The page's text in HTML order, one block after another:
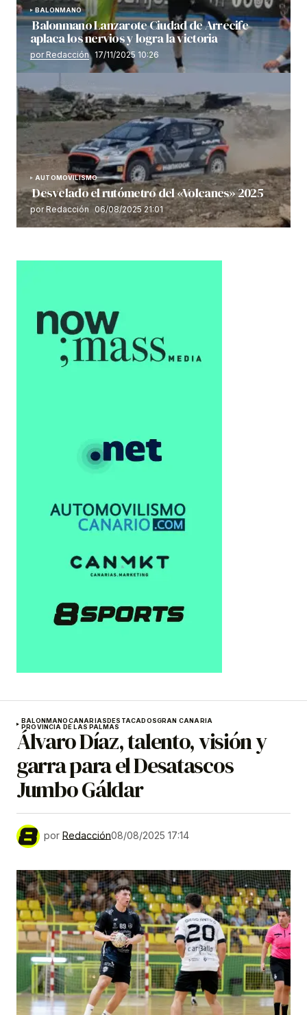
BALONMANO
Balonmano Lanzarote Ciudad de Arrecife
aplaca los nervios y logra la victoria
por Redacción 17/11/2025 10:26
AUTOMOVILISMO
Desvelado el rutómetro del «Volcanes» 2025
por Redacción 06/08/2025 21:01
BALONMANOCANARIASDESTACADOSGRAN CANARIA
PROVINCIA DE LAS PALMAS
Álvaro Díaz, talento, visión y
garra para el Desatascos
Jumbo Gáldar
por Redacción08/08/2025 17:14